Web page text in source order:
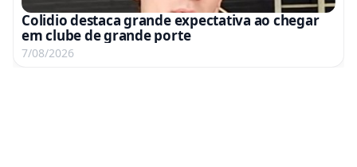
Colidio destaca grande expectativa ao chegar
em clube de grande porte
7/08/2026